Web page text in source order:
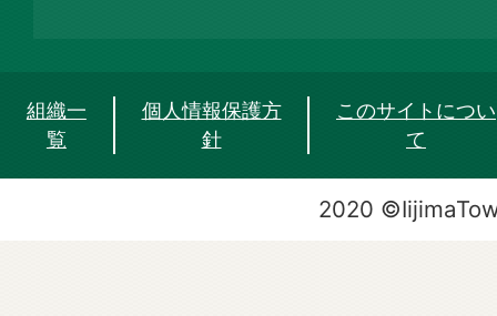
組織一
覧
個人情報保護方
針
このサイトについ
て
2020